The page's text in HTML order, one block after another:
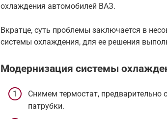
охлаждения автомобилей ВАЗ.
Вкратце, суть проблемы заключается в
системы охлаждения, для ее решения
Модернизация системы
Снимем термостат,
патрубки.